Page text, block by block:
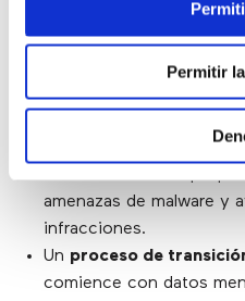
Permitir
Proveedores de nube
respaldar el nivel de
recuperación de datos.
Medidas de seguridad
Una comprensión de los
amenazas de malware y
infracciones.
Un proceso de
comience con datos